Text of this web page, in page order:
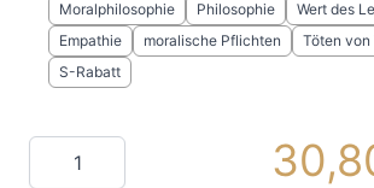
Moralphilosophie
Philosophie
Wert des
Empathie
moralische Pflichten
Töten von
S-Rabatt
Menge